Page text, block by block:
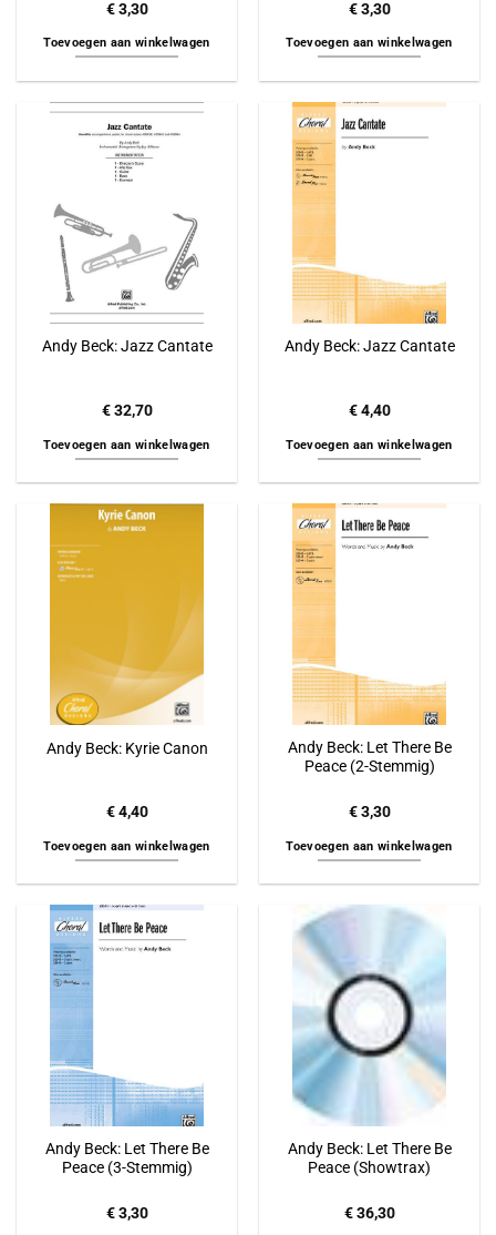
€3,30
Toevoegen aan winkelwagen
€3,30
Toevoegen aan winkelwagen
Andy Beck: Jazz Cantate
€32,70
Toevoegen aan winkelwagen
Andy Beck: Jazz Cantate
€4,40
Toevoegen aan winkelwagen
Andy Beck: Kyrie Canon
€4,40
Toevoegen aan winkelwagen
Andy Beck: Let There Be
Peace (2-Stemmig)
€3,30
Toevoegen aan winkelwagen
Andy Beck: Let There Be
Peace (3-Stemmig)
€3,30
Andy Beck: Let There Be
Peace (Showtrax)
€36,30